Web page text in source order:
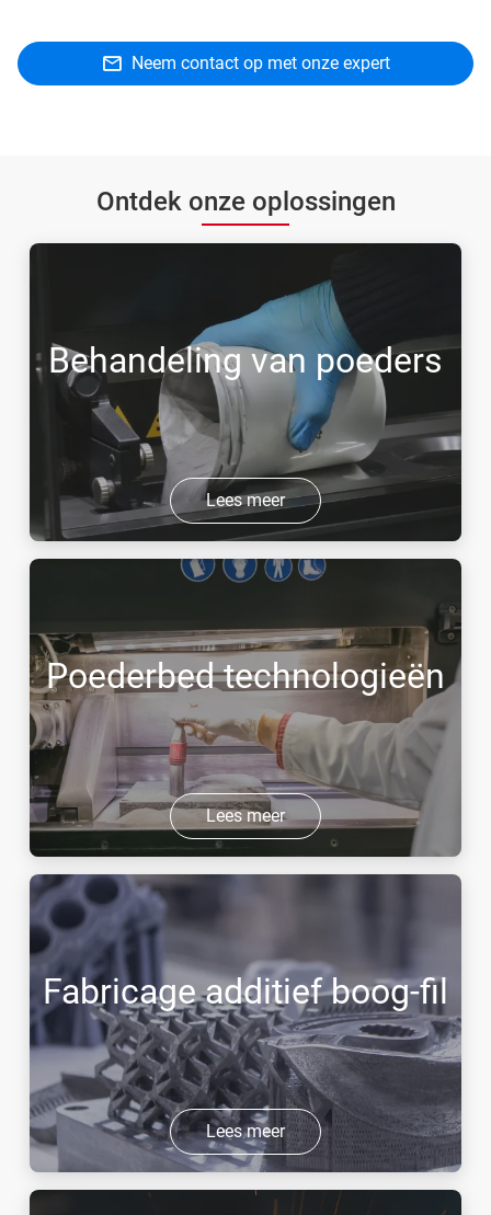
Neem contact op met onze expert
Ontdek onze oplossingen
Behandeling van poeders
Lees meer
Poederbed technologieën
Lees meer
Fabricage additief boog-fil
Lees meer